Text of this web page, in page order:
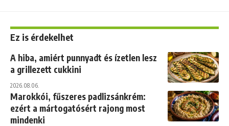
Ez is érdekelhet
A hiba, amiért punnyadt és ízetlen lesz
a grillezett cukkini
2026.08.06.
Marokkói, fűszeres padlizsánkrém:
ezért a mártogatósért rajong most
mindenki